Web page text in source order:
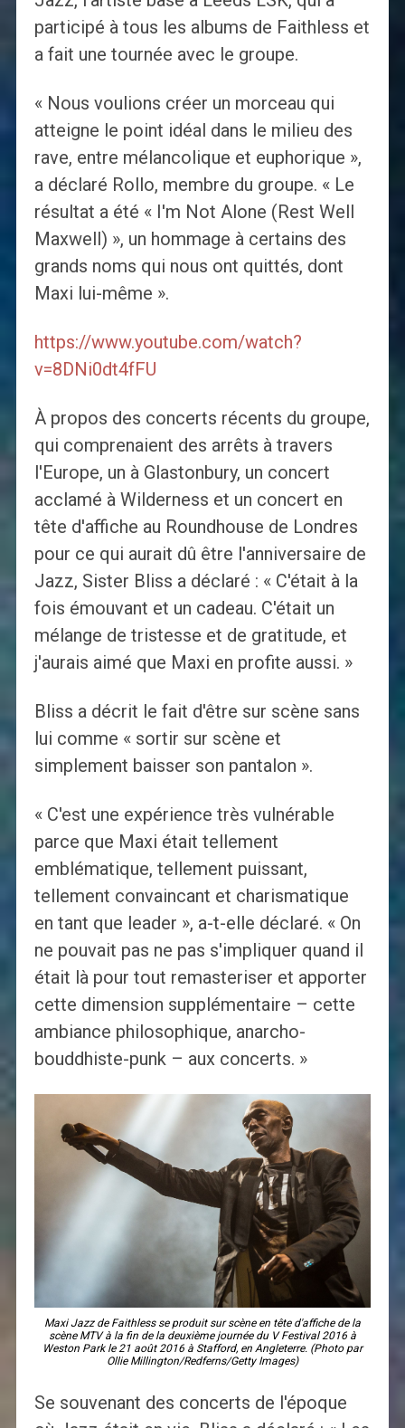
participé à tous les albums de Faithless et
a fait une tournée avec le groupe.
« Nous voulions créer un morceau qui
atteigne le point idéal dans le milieu des
rave, entre mélancolique et euphorique »,
a déclaré Rollo, membre du groupe. « Le
résultat a été « I'm Not Alone (Rest Well
Maxwell) », un hommage à certains des
grands noms qui nous ont quittés, dont
Maxi lui-même ».
https://www.youtube.com/watch?
v=8DNi0dt4fFU
À propos des concerts récents du groupe,
qui comprenaient des arrêts à travers
l'Europe, un à Glastonbury, un concert
acclamé à Wilderness et un concert en
tête d'affiche au Roundhouse de Londres
pour ce qui aurait dû être l'anniversaire de
Jazz, Sister Bliss a déclaré : « C'était à la
fois émouvant et un cadeau. C'était un
mélange de tristesse et de gratitude, et
j'aurais aimé que Maxi en profite aussi. »
Bliss a décrit le fait d'être sur scène sans
lui comme « sortir sur scène et
simplement baisser son pantalon ».
« C'est une expérience très vulnérable
parce que Maxi était tellement
emblématique, tellement puissant,
tellement convaincant et charismatique
en tant que leader », a-t-elle déclaré. « On
ne pouvait pas ne pas s'impliquer quand il
était là pour tout remasteriser et apporter
cette dimension supplémentaire – cette
ambiance philosophique, anarcho-
bouddhiste-punk – aux concerts. »
Maxi Jazz de Faithless se produit sur scène en tête d'affiche de la
scène MTV à la fin de la deuxième journée du V Festival 2016 à
Weston Park le 21 août 2016 à Stafford, en Angleterre. (Photo par
Ollie Millington/Redferns/Getty Images)
Se souvenant des concerts de l'époque